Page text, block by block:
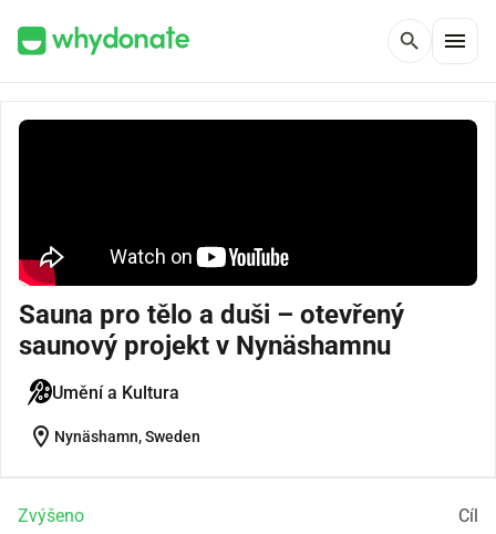
search menu
Sauna pro tělo a duši – otevřený
saunový projekt v Nynäshamnu
Umění a Kultura
location_on Nynäshamn, Sweden
Zvýšeno Cíl